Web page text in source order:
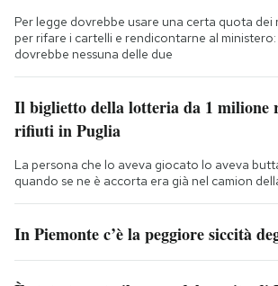
Per legge dovrebbe usare una certa quota dei
per rifare i cartelli e rendicontarne al
dovrebbe nessuna delle due
Il biglietto della lotteria da 1 milione
rifiuti in Puglia
La persona che lo aveva giocato lo aveva
quando se ne è accorta era già nel camion
In Piemonte c’è la peggiore siccità